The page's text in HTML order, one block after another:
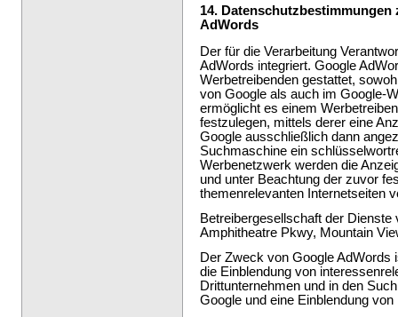
14.
AdWords
Der für die Verarbeitung
AdWords integriert. Google
Werbetreibenden gestattet,
von Google als auch im Google-
ermöglicht es einem
festzulegen, mittels derer eine
Google ausschließlich dann
Suchmaschine ein
Werbenetzwerk werden die
und unter Beachtung der zuvor
themenrelevanten Internetseiten
Betreibergesellschaft der
Amphitheatre Pkwy, Mountain
Der Zweck von Google AdWords
die Einblendung von
Drittunternehmen und in den
Google und eine Einblendung